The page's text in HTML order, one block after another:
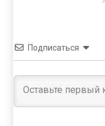
Подписаться